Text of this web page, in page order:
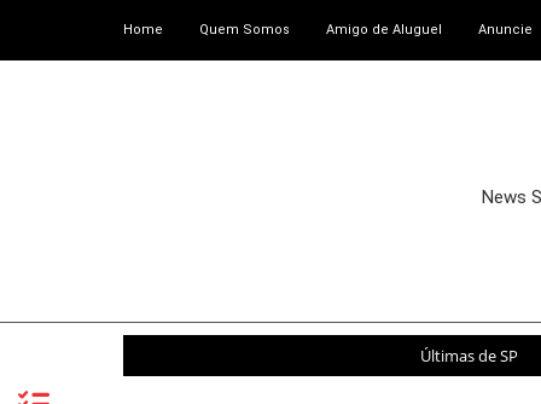
Home Quem Somos Amigo de Aluguel Anuncie
News
Últimas de SP